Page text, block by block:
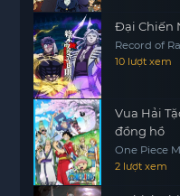
Đại Chiến
Record of
10 lượt xem
Vua Hải
đồng hồ
One Piece
Daibouken,
Bouken,
2 lượt xem